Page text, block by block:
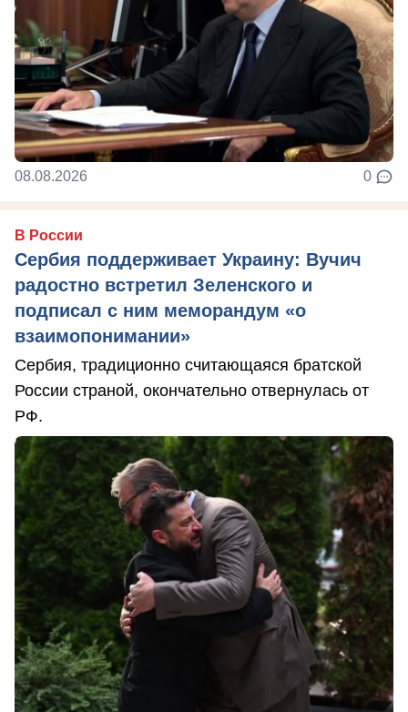
08.08.2026 0
В России
Сербия поддерживает Украину: Вучич
радостно встретил Зеленского и
подписал с ним меморандум «о
взаимопонимании»
Сербия, традиционно считающаяся братской
России страной, окончательно отвернулась от
РФ.